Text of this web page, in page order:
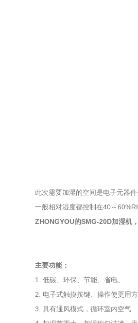
此次需要加湿的空间是电子元器
一般相对湿度都控制在40～
ZHONGYOU的SMG-20D加湿机
主要功能：
1. 低碳、环保、节能、省电、
2. 电子式触摸按键、操作使更用
3. 具有通风模式，循环室内空气